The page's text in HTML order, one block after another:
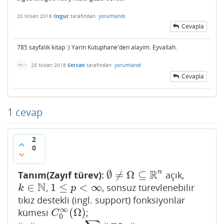
20 Nisan 2016 Ozgur tarafından yorumlandı
Cevapla
785 sayfalik kitap :) Yarin Kutuphane'den alayim. Eyvallah.
20 Nisan 2016 Sercan tarafından yorumlandı
Cevapla
1 cevap
2
0
Tanım(Zayıf türev): ∅ ≠ Ω ⊆ Rn
∅ ≠Ω ⊆ Rn açık,
k ∈ N
k∈N , 1 ≤ p < ∞
1≤p<∞
, sonsuz türevlenebilir
tıkız destekli (ingl. support) fonksiyonlar
kümesi C∞
0
(Ω)
C0∞ (Ω) ;